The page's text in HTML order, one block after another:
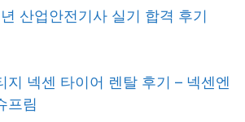
산업안전기사 실기 합격 후기
지 넥센 타이어 렌탈 후기 – 넥센엔
프림